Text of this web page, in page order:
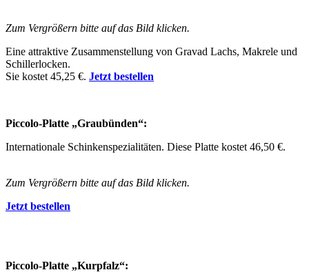
Zum Vergrößern bitte auf das Bild klicken.
Eine attraktive Zusammenstellung von Gravad Lachs, Makrele und
Schillerlocken.
Sie kostet 45,25 €. Jetzt bestellen
Piccolo-Platte „Graubünden“:
Internationale Schinkenspezialitäten. Diese Platte kostet 46,50 €.
Zum Vergrößern bitte auf das Bild klicken.
Jetzt bestellen
Piccolo-Platte „Kurpfalz“: